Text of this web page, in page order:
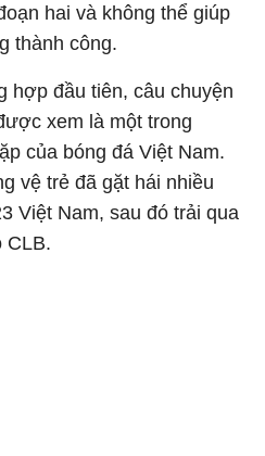
hai và không thể giúp
thành công.
hợp đầu tiên, câu chuyện
xem là một trong
của bóng đá Việt Nam.
vệ trẻ đã gặt hái nhiều
Việt Nam, sau đó trải qua
CLB.